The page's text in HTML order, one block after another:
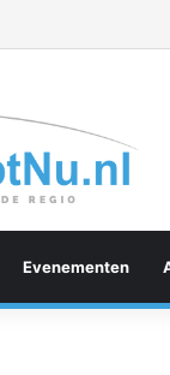
Evenementen